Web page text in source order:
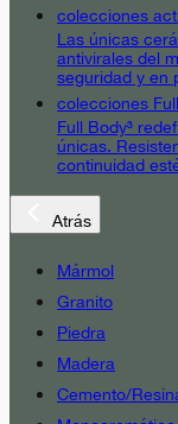
colecciones
Las únicas
antivirales del
seguridad y en
colecciones
Full Body³
únicas.
continuidad
Atrás
Mármol
Granito
Piedra
Madera
Cemento/